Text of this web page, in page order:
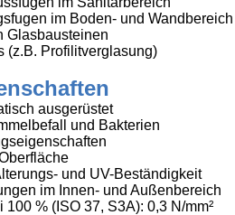
im Boden- und Wandbereich
Glasbausteinen
(z.B. Profilitverglasung)
ausgerüstet
und Bakterien
und UV-Beständigkeit
im Innen- und Außenbereich
% (ISO 37, S3A): 0,3 N/mm²